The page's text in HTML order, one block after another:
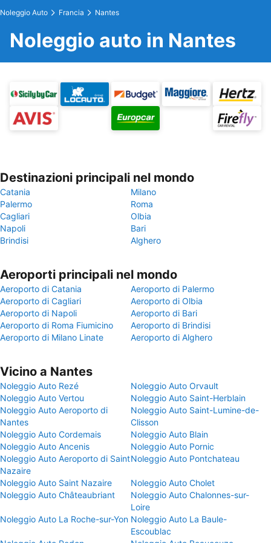
Noleggio Auto Francia Nantes
Noleggio auto in Nantes
Destinazioni principali nel mondo
Catania
Milano
Palermo
Roma
Cagliari
Olbia
Napoli
Bari
Brindisi
Alghero
Aeroporti principali nel mondo
Aeroporto di Catania
Aeroporto di Palermo
Aeroporto di Cagliari
Aeroporto di Olbia
Aeroporto di Napoli
Aeroporto di Bari
Aeroporto di Roma Fiumicino
Aeroporto di Brindisi
Aeroporto di Milano Linate
Aeroporto di Alghero
Vicino a Nantes
Noleggio Auto Rezé
Noleggio Auto Orvault
Noleggio Auto Vertou
Noleggio Auto Saint-Herblain
Noleggio Auto Aeroporto di
Nantes
Noleggio Auto Saint-Lumine-de-
Clisson
Noleggio Auto Cordemais
Noleggio Auto Blain
Noleggio Auto Ancenis
Noleggio Auto Pornic
Noleggio Auto Aeroporto di Saint
Nazaire
Noleggio Auto Pontchateau
Noleggio Auto Saint Nazaire
Noleggio Auto Cholet
Noleggio Auto Châteaubriant
Noleggio Auto Chalonnes-sur-
Loire
Noleggio Auto La Roche-sur-Yon Noleggio Auto La Baule-
Escoublac